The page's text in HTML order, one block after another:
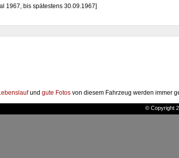
1967, bis spätestens 30.09.1967]
und gute Fotos von diesem Fahrzeug werden immer
© Copyright